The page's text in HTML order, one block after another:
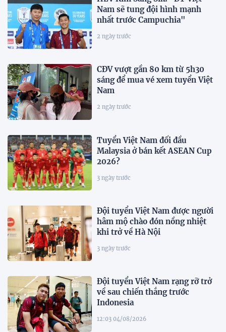
Nam sẽ tung đội hình mạnh
nhất trước Campuchia"
2 ngày trước
CĐV vượt gần 80 km từ 5h30
sáng để mua vé xem tuyển Việt
Nam
2 ngày trước
Tuyển Việt Nam đối đầu
Malaysia ở bán kết ASEAN Cup
2026?
3 ngày trước
Đội tuyển Việt Nam được người
hâm mộ chào đón nồng nhiệt
khi trở về Hà Nội
3 ngày trước
Đội tuyển Việt Nam rạng rỡ trở
về sau chiến thắng trước
Indonesia
12:03 04/08/2026